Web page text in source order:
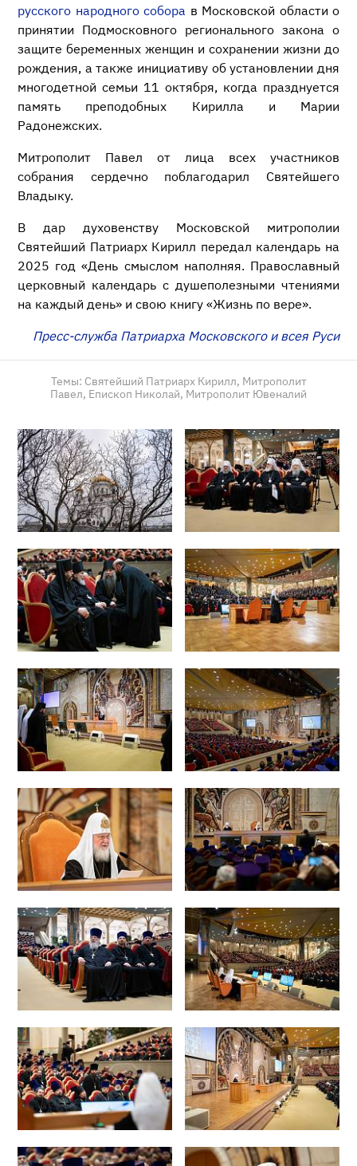
русского народного собора в Московской области о
принятии Подмосковного регионального закона о
защите беременных женщин и сохранении жизни до
рождения, а также инициативу об установлении дня
многодетной семьи 11 октября, когда празднуется
память преподобных Кирилла и Марии
Радонежских.
Митрополит Павел от лица всех участников
собрания сердечно поблагодарил Святейшего
Владыку.
В дар духовенству Московской митрополии
Святейший Патриарх Кирилл передал календарь на
2025 год «День смыслом наполняя. Православный
церковный календарь с душеполезными чтениями
на каждый день» и свою книгу «Жизнь по вере».
Пресс-служба Патриарха Московского и всея Руси
Темы: Святейший Патриарх Кирилл, Митрополит
Павел, Епископ Николай, Митрополит Ювеналий